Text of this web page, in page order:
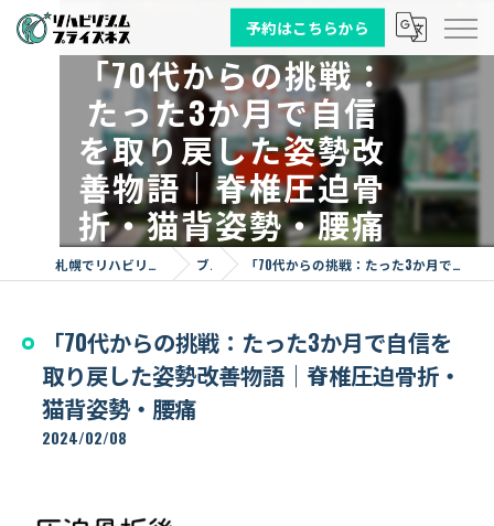
予約はこちらから
「70代からの挑戦：
たった3か月で自信
を取り戻した姿勢改
善物語｜脊椎圧迫骨
折・猫背姿勢・腰痛
札幌でリハビリならリハビリジム プライズネス ブログ 「70代からの挑戦：たった3か月で自信を取り戻した姿勢改善物語｜脊椎圧迫骨折・猫背姿勢・腰痛
「70代からの挑戦：たった3か月で自信を
取り戻した姿勢改善物語｜脊椎圧迫骨折・
猫背姿勢・腰痛
2024/02/08